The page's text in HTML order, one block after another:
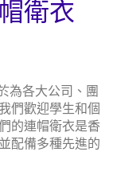
衛衣
為各大公司、團
們歡迎學生和個
的連帽衛衣是香
配備多種先進的